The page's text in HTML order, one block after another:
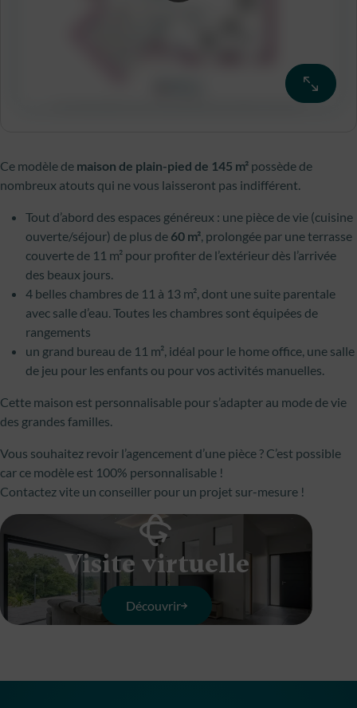
Ce modèle de maison de plain-pied de 145 m² possède de
nombreux atouts qui ne vous laisseront pas indifférent.
Tout d’abord des espaces généreux : une pièce de vie (cuisine
ouverte/séjour) de plus de 60 m², prolongée par une terrasse
couverte de 11 m² pour profiter de l’extérieur dès l’arrivée
des beaux jours.
4 belles chambres de 11 à 13 m², dont une suite parentale
avec salle d’eau. Toutes les chambres sont équipées de
rangements
un grand bureau de 11 m², idéal pour le home office, une salle
de jeu pour les enfants ou pour vos activités manuelles.
Cette maison est personnalisable pour s’adapter au mode de vie
des grandes familles.
Vous souhaitez revoir l’agencement d’une pièce ? C’est possible
car ce modèle est 100% personnalisable !
Contactez vite un conseiller pour un projet sur-mesure !
Visite virtuelle
Découvrir